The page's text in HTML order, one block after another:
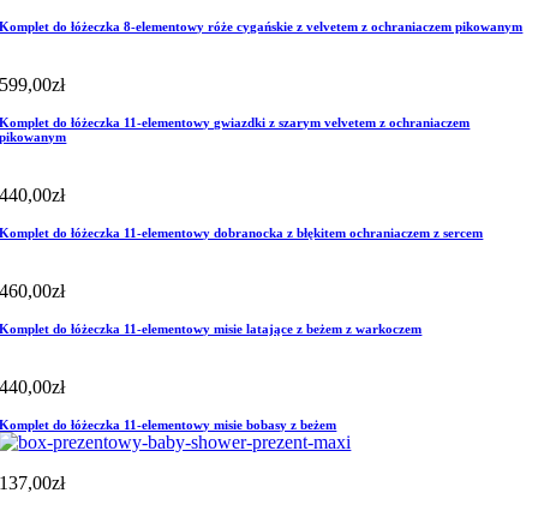
Komplet do łóżeczka 8-elementowy róże cygańskie z velvetem z ochraniaczem pikowanym
599,00zł
Komplet do łóżeczka 11-elementowy gwiazdki z szarym velvetem z ochraniaczem
pikowanym
440,00zł
Komplet do łóżeczka 11-elementowy dobranocka z błękitem ochraniaczem z sercem
460,00zł
Komplet do łóżeczka 11-elementowy misie latające z beżem z warkoczem
440,00zł
Komplet do łóżeczka 11-elementowy misie bobasy z beżem
137,00zł